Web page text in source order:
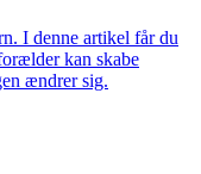
I denne artikel får du
kan skabe
ændrer sig.